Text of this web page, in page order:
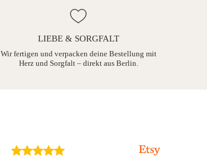
LIEBE & SORGFALT
Wir fertigen und verpacken deine Bestellung mit
Herz und Sorgfalt – direkt aus Berlin.